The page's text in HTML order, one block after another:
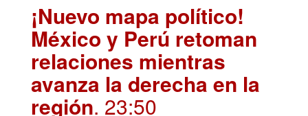
¡Nuevo mapa político!
México y Perú retoman
relaciones mientras
avanza la derecha en la
región. 23:50